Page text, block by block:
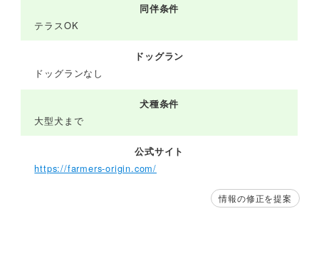
同伴条件
テラスOK
ドッグラン
ドッグランなし
犬種条件
大型犬まで
公式サイト
https://farmers-origin.com/
情報の修正を提案